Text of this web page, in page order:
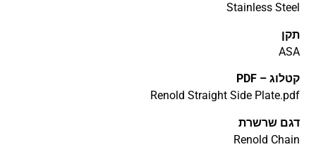
Stainless Steel
תקן
ASA
קטלוג – PDF
Renold Straight Side Plate.pdf
דגם שרשרת
Renold Chain